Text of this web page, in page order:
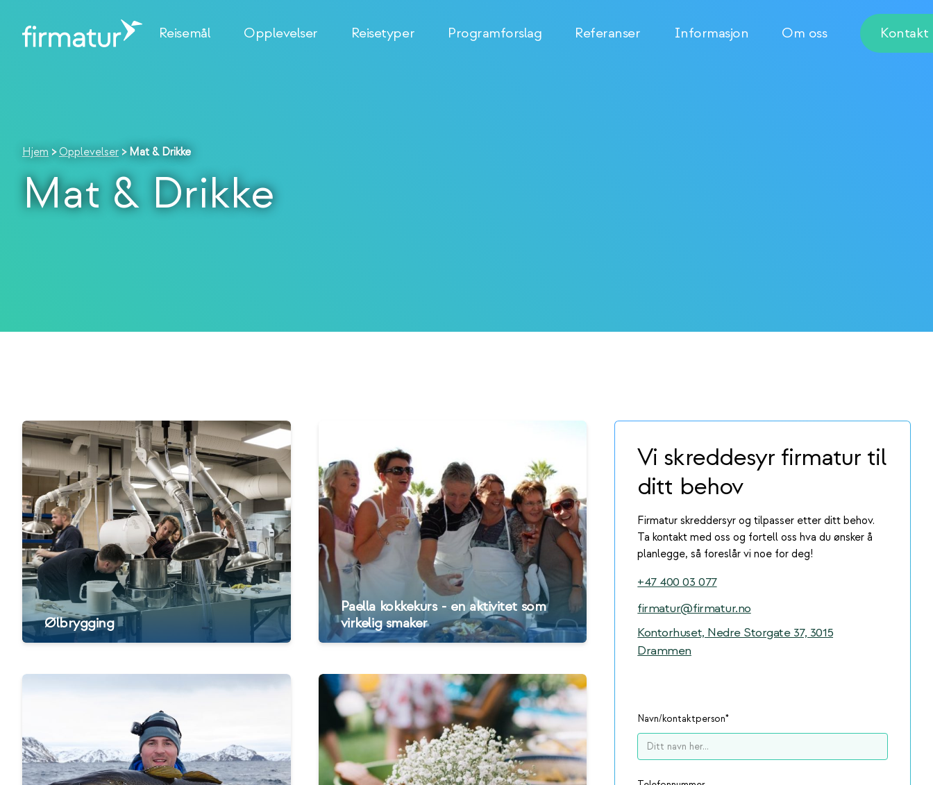
Reisemål Opplevelser Reisetyper Programforslag Referanser Informasjon Om oss Kontakt
Hjem >Opplevelser > Mat & Drikke
Mat & Drikke
Ølbrygging
Paella kokkekurs - en aktivitet som
virkelig smaker
Vi skreddesyr firmatur til
ditt behov
Firmatur skreddersyr og tilpasser etter ditt behov.
Ta kontakt med oss og fortell oss hva du ønsker å
planlegge, så foreslår vi noe for deg!
+47 400 03 077
firmatur@firmatur.no
Kontorhuset, Nedre Storgate 37, 3015
Drammen
Navn/kontaktperson*